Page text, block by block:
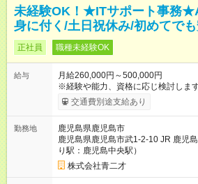
未経験OK！★ITサポート事務
身に付く/土日祝休み/初めてで
正社員 職種未経験OK
給与
月給260,000円～500,000円
※経験や能力、資格に応じ検討します。 【試用期間】試用
あり 試用期間の長さ：3ヶ月 雇用形
です。
交通費別途支給あり
勤務地
鹿児島県鹿児島市
鹿児島県鹿児島市武1-2-10 JR 鹿児
り駅：鹿児島中央駅）
株式会社青二才